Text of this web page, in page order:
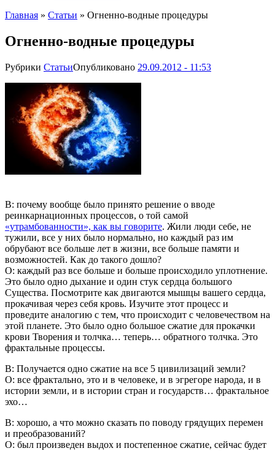
Главная » Статьи » Огненно-водные процедуры
Огненно-водные процедуры
Рубрики СтатьиОпубликовано 29.09.2012 - 11:53
В: почему вообще было принято решение о вводе
реинкарнационных процессов, о той самой
«утрамбованности», как вы говорите. Жили люди себе, не
тужили, все у них было нормально, но каждый раз им
обрубают все больше лет в жизни, все больше памяти и
возможностей. Как до такого дошло?
О: каждый раз все больше и больше происходило уплотнение.
Это было одно дыхание и один стук сердца большого
Существа. Посмотрите как двигаются мышцы вашего сердца,
прокачивая через себя кровь. Изучите этот процесс и
проведите аналогию с тем, что происходит с человечеством на
этой планете. Это было одно большое сжатие для прокачки
крови Творения и толчка… теперь… обратного толчка. Это
фрактальные процессы.
В: Получается одно сжатие на все 5 цивилизаций земли?
О: все фрактально, это и в человеке, и в эгрегоре народа, и в
истории земли, и в истории стран и государств… фрактальное
эхо…
В: хорошо, а что можно сказать по поводу грядущих перемен
и преобразований?
О: был произведен выдох и постепенное сжатие, сейчас будет